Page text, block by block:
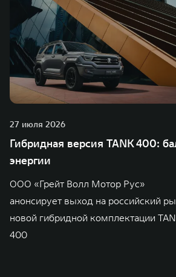
27 июля 2026
Гибридная версия TANK 400:
энергии
ООО «Грейт Волл Мотор Рус»
анонсирует выход на российский
новой гибридной комплектации
400